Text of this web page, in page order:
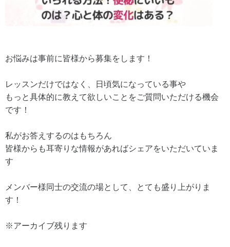
お悩みは事前に皆様から募集をします！
レッスンだけではなく、日頃気になっている事や
もっと具体的に教えて欲しいことをご質問いただける機会
です！
私がお答えするのはもちろん
皆様からも耳寄りな情報があればシェアをいただいていま
す
メンバー様同士の交流の場として、とても盛り上がりま
す！
※アーカイブ残ります